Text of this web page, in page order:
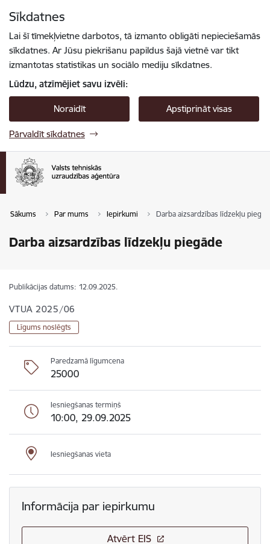
Sīkdatnes
Lai šī tīmekļvietne darbotos, tā izmanto obligāti nepieciešamās
sīkdatnes. Ar Jūsu piekrišanu papildus šajā vietnē var tikt
izmantotas statistikas un sociālo mediju sīkdatnes.
Lūdzu, atzīmējiet savu izvēli:
Noraidīt Apstiprināt visas
Pārvaldīt sīkdatnes
Sākums Par mums Iepirkumi Darba aizsardzības līdzekļu
Darba aizsardzības līdzekļu piegāde
Publikācijas datums: 12.09.2025.
VTUA 2025/06
Līgums noslēgts
Paredzamā līgumcena
25000
Iesniegšanas termiņš
10:00, 29.09.2025
Iesniegšanas vieta
Informācija par iepirkumu
Atvērt EIS